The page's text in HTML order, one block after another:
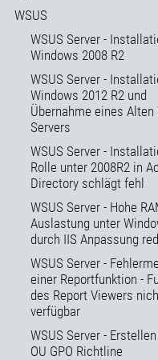
WSUS
WSUS Server -
Windows 2008 R2
WSUS Server -
Windows 2012 R2 und
Übernahme eines Alten
Servers
WSUS Server -
Rolle unter 2008R2 in
Directory schlägt fehl
WSUS Server - Hohe
Auslastung unter
durch IIS Anpassung
WSUS Server -
einer Reportfunktion -
des Report Viewers
verfügbar
WSUS Server -
OU GPO Richtline